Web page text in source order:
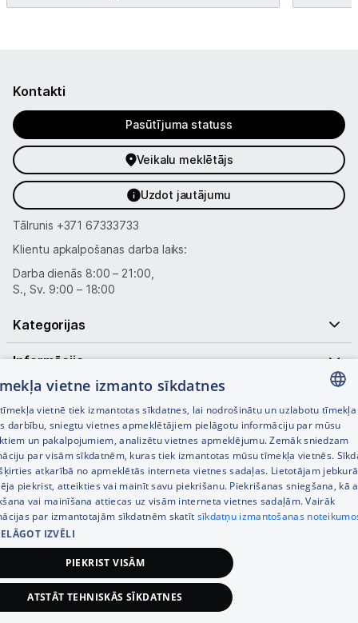
37,00€
Kontakti
Pasūtījuma statuss
Veikalu meklētājs
Uzdot jautājumu
Tālrunis +371 67333733
Klientu apkalpošanas darba laiks:
Darba dienās 8:00 – 21:00,
S., Sv. 9:00 – 18:00
Kategorijas
Informācija
Noderīgas saites
© SIA Tet 2026 -
LATVIAN
RUSSIAN
ENGLISH
vietne izmanto sīkdatnes
vietnē tiek izmantotas sīkdatnes, lai nodrošinātu un uzlabotu tīmekļa
darbību, sniegtu vietnes apmeklētājiem pielāgotu informāciju par mūsu
un pakalpojumiem, analizētu vietnes apmeklējumu. Zemāk sniedzam
par visām sīkdatnēm, kuras tiek izmantotas mūsu tīmekļa vietnēs.
atkarībā no apmeklētās interneta vietnes sadaļas. Lietotājam
piekrist, atteikties vai mainīt savu piekrišanu. Piekrišanas sniegšana, kā
vai mainīšana attiecas uz visām interneta vietnes sadaļām. Vairāk
par izmantotajām sīkdatnēm skatīt sīkdatņu izmantošanas
IZVĒLI
PIEKRIST VISĀM
ATSTĀT TEHNISKĀS SĪKDATNES